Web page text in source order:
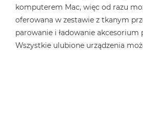
komputerem Mac, więc od razu
oferowana w zestawie z tkanym
parowanie i ładowanie akcesorium
Wszystkie ulubione urządzenia